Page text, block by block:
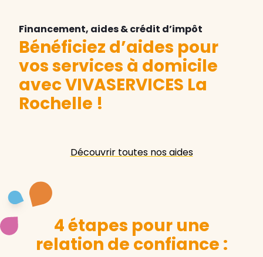
Financement, aides & crédit d’impôt
Bénéficiez d’aides pour
vos services à domicile
avec VIVASERVICES La
Rochelle !
Découvrir toutes nos aides
4 étapes pour une
relation de confiance :